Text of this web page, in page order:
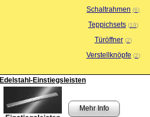
Schaltrahmen 6
Teppichsets 19
Türöffner 2
Verstellknöpfe 2
Edelstahl-Einstiegsleisten
Mehr Info